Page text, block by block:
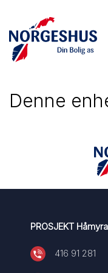
Denne
PROSJEKT Håmyra
416 91 281